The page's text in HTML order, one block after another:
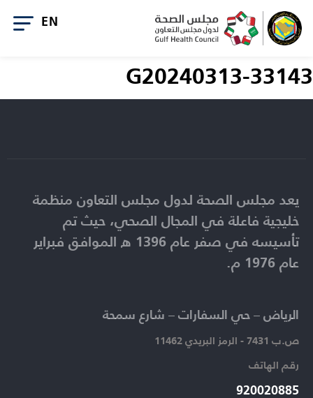
G20240313-33143
الرياض – حي السفارات – شارع سمحة​
ص.ب 7431 - الرمز البريدي 11462
رقم الهاتف​
920020885​
يعد مجلس الصحة لدول مجلس التعاون منظمة
خليجية فاعلة في المجال الصحي، حيث تم
تأسيسه في صفر عام 1396 ه الموافق فبراير
عام 1976 م.